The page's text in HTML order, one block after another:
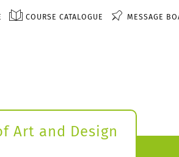
COURSE CATALOGUE MESSAGE
Art and Design